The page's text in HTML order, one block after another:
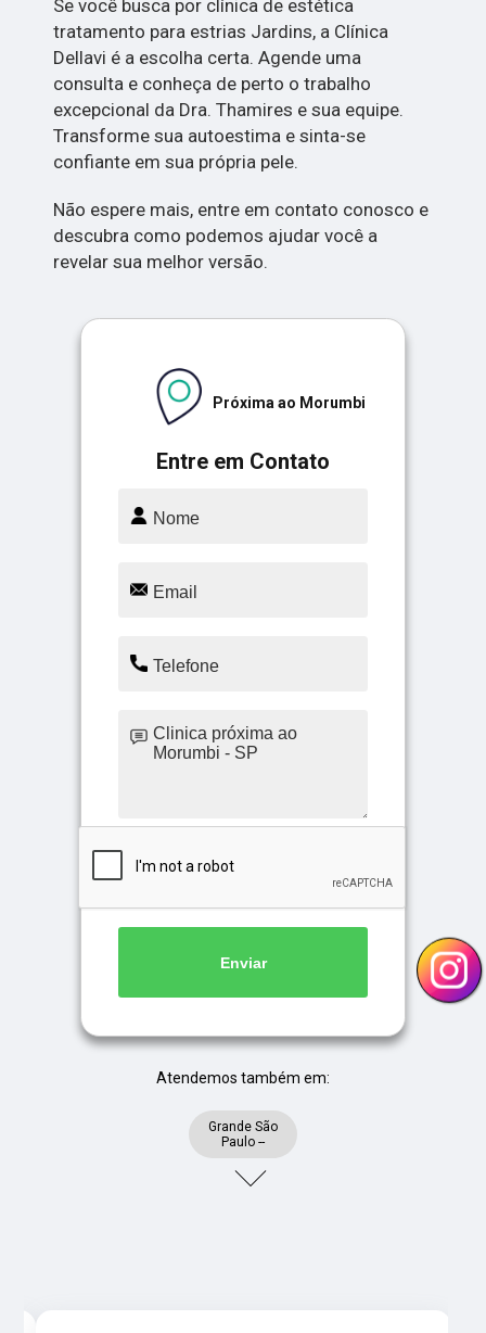
Se você busca por clínica de estética
tratamento para estrias Jardins, a Clínica
Dellavi é a escolha certa. Agende uma
consulta e conheça de perto o trabalho
excepcional da Dra. Thamires e sua equipe.
Transforme sua autoestima e sinta-se
confiante em sua própria pele.
Não espere mais, entre em contato conosco e
descubra como podemos ajudar você a
revelar sua melhor versão.
Entre em Contato
Próxima ao Morumbi
Enviar
Atendemos também em:
Grande São
Paulo --